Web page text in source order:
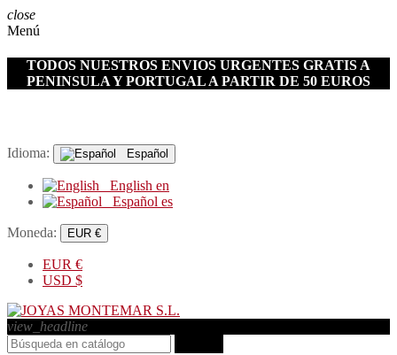
close
Menú
TODOS NUESTROS ENVIOS URGENTES GRATIS A
PENINSULA Y PORTUGAL A PARTIR DE 50 EUROS
Idioma: Español
English en
Español es
Moneda: EUR €
EUR €
USD $
view_headline